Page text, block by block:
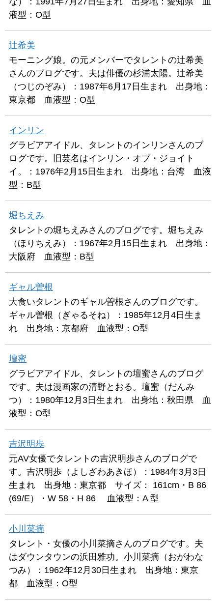
液型：O型
辻希美
モーニング娘。の元メンバーでタレントの辻希美
さんのブログです。夫は俳優の杉浦太陽。辻希美
（つじのぞみ）：1987年6月17日生まれ 出身地：
東京都 血液型：O型
インリン
グラビアアイドル、タレントのインリンさんのブ
ログです。旧芸名はインリン・オブ・ジョイト
イ。：1976年2月15日生まれ 出身地：台湾 血液
型：B型
堀ちえみ
タレントの堀ちえみさんのブログです。堀ちえみ
（ほりちえみ）：1967年2月15日生まれ 出身地：
大阪府 血液型：B型
ギャル曽根
大食いタレントのギャル曽根さんのブログです。
ギャル曽根（ぎゃるそね）：1985年12月4日生ま
れ 出身地：京都府 血液型：O型
壇蜜
グラビアアイドル、タレントの壇蜜さんのブログ
です。夫は漫画家の清野とおる。壇蜜（だんみ
つ）：1980年12月3日生まれ 出身地：秋田県 血
液型：O型
吉沢明歩
元AV女優でタレントの吉沢明歩さんのブログで
す。吉沢明歩（よしざわあきほ）：1984年3月3日
生まれ 出身地：東京都 サイズ： 161cm・B 86
(69/E）・W 58・H 86 血液型：A 型
小川菜摘
タレント・女優の小川菜摘さんのブログです。夫
はダウンタウンの浜田雅功。小川菜摘（おがわな
つみ）：1962年12月30日生まれ 出身地：東京
都 血液型：O型